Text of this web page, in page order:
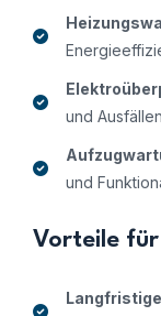
und
und
Vorteile für